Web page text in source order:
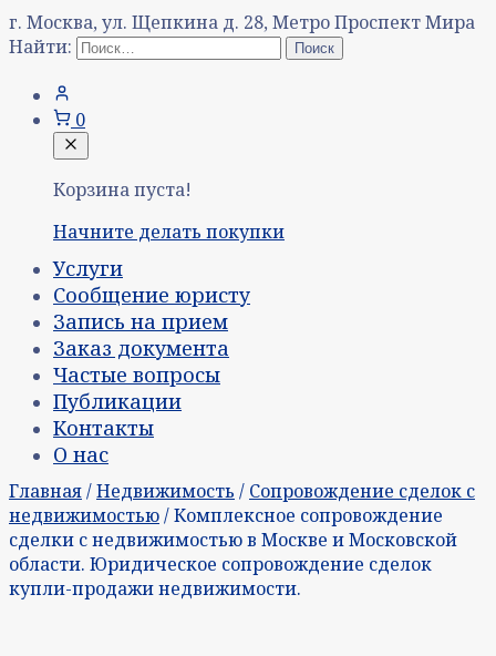
г. Москва, ул. Щепкина д. 28, Метро Проспект Мира
Найти:
0
Корзина пуста!
Начните делать покупки
Услуги
Сообщение юристу
Запись на прием
Заказ документа
Частые вопросы
Публикации
Контакты
О нас
Главная/Недвижимость / Сопровождение сделок с
недвижимостью/ Комплексное сопровождение
сделки с недвижимостью в Москве и Московской
области. Юридическое сопровождение сделок
купли-продажи недвижимости.